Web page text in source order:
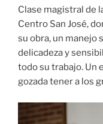
Clase magistral de
Centro San José,
su obra, un manejo
delicadeza y
todo su trabajo. Un
gozada tener a los